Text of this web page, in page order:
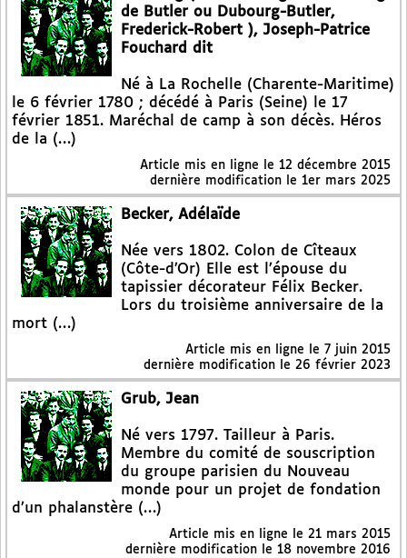
de Butler ou Dubourg-Butler,
Frederick-Robert ), Joseph-Patrice
Fouchard dit
Né à La Rochelle (Charente-Maritime)
le 6 février 1780 ; décédé à Paris (Seine) le 17
février 1851. Maréchal de camp à son décès. Héros
de la (…)
Article mis en ligne le 12 décembre 2015
dernière modification le 1er mars 2025
Becker, Adélaïde
Née vers 1802. Colon de Cîteaux
(Côte-d’Or) Elle est l’épouse du
tapissier décorateur Félix Becker.
Lors du troisième anniversaire de la
mort (…)
Article mis en ligne le 7 juin 2015
dernière modification le 26 février 2023
Grub, Jean
Né vers 1797. Tailleur à Paris.
Membre du comité de souscription
du groupe parisien du Nouveau
monde pour un projet de fondation
d’un phalanstère (…)
Article mis en ligne le 21 mars 2015
dernière modification le 18 novembre 2016